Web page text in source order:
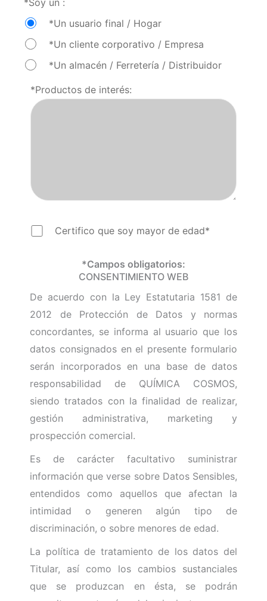
*Un usuario final / Hogar
*Un cliente corporativo / Empresa
*Un almacén / Ferretería / Distribuidor
*Productos de interés:
Certifico que soy mayor de edad*
*Campos obligatorios:
CONSENTIMIENTO WEB
De acuerdo con la Ley Estatutaria 1581 de
2012 de Protección de Datos y normas
concordantes, se informa al usuario que los
datos consignados en el presente formulario
serán incorporados en una base de datos
responsabilidad de QUÍMICA COSMOS,
siendo tratados con la finalidad de realizar,
gestión administrativa, marketing y
prospección comercial.
Es de carácter facultativo suministrar
información que verse sobre Datos Sensibles,
entendidos como aquellos que afectan la
intimidad o generen algún tipo de
discriminación, o sobre menores de edad.
La política de tratamiento de los datos del
Titular, así como los cambios sustanciales
que se produzcan en ésta, se podrán